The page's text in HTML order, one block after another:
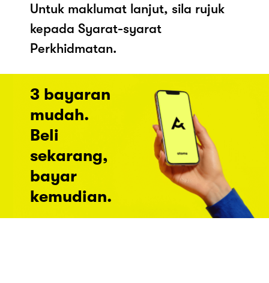
Untuk maklumat lanjut, sila rujuk
kepada Syarat-syarat
Perkhidmatan.
3 bayaran
mudah.
Beli
sekarang,
bayar
kemudian.